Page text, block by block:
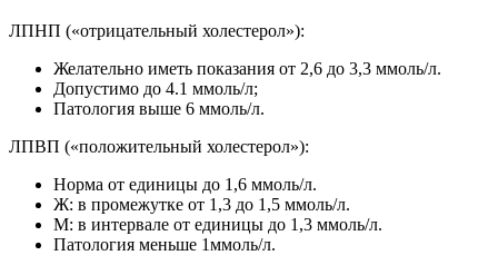
ЛПНП («отрицательный холестерол»):
Желательно иметь показания от 2,6 до 3,3 ммоль/л.
Допустимо до 4.1 ммоль/л;
Патология выше 6 ммоль/л.
ЛПВП («положительный холестерол»):
Норма от единицы до 1,6 ммоль/л.
Ж: в промежутке от 1,3 до 1,5 ммоль/л.
М: в интервале от единицы до 1,3 ммоль/л.
Патология меньше 1ммоль/л.